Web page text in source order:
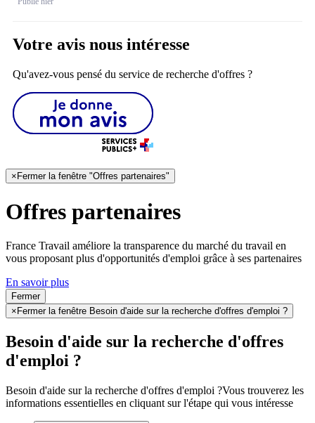
Votre avis nous intéresse
Qu'avez-vous pensé du service de recherche d'offres ?
× Fermer la fenêtre "Offres partenaires"
Offres partenaires
France Travail améliore la transparence du marché du travail en
vous proposant plus d'opportunités d'emploi grâce à ses partenaires
En savoir plus
Fermer
× Fermer la fenêtre Besoin d'aide sur la recherche d'offres d'emploi ?
Besoin d'aide sur la recherche d'offres
d'emploi ?
Besoin d'aide sur la recherche d'offres d'emploi ?Vous trouverez les
informations essentielles en cliquant sur l'étape qui vous intéresse